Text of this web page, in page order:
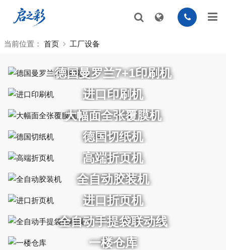
当前位置： 首页 工厂设备
德国曼罗兰7+1印刷机
进口印刷机
大幅面全张覆膜机
德国切纸机
高端折页机
全自动胶装机
进口折页机
全自动手提袋联动线
一楼仓库